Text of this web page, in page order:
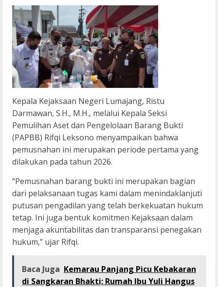
Kepala Kejaksaan Negeri Lumajang, Ristu
Darmawan, S.H., M.H., melalui Kepala Seksi
Pemulihan Aset dan Pengelolaan Barang Bukti
(PAPBB) Rifqi Leksono menyampaikan bahwa
pemusnahan ini merupakan periode pertama yang
dilakukan pada tahun 2026.
“Pemusnahan barang bukti ini merupakan bagian
dari pelaksanaan tugas kami dalam menindaklanjuti
putusan pengadilan yang telah berkekuatan hukum
tetap. Ini juga bentuk komitmen Kejaksaan dalam
menjaga akuntabilitas dan transparansi penegakan
hukum,” ujar Rifqi.
Baca Juga Kemarau Panjang Picu Kebakaran
di Sangkaran Bhakti; Rumah Ibu Yuli Hangus